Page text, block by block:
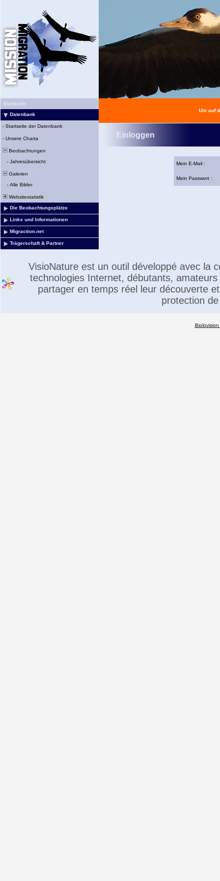
Startseite
Datenbank
- Startseite der Datenbank
- Unsere Charta
Beobachtungen
- Jahresübersicht
Galerien
- Alle Bilder
Websitestatistik
Die Beobachtungsplätze
Links und Informationen
Migraction.net
Trägerschaft & Partner
Um auf
Einloggen
Mein E-Mail :
Mein Passwort :
VisioNature est un outil développé avec la
technologies Internet, débutants,
partager en temps réel leur découverte
protection
Biolovision